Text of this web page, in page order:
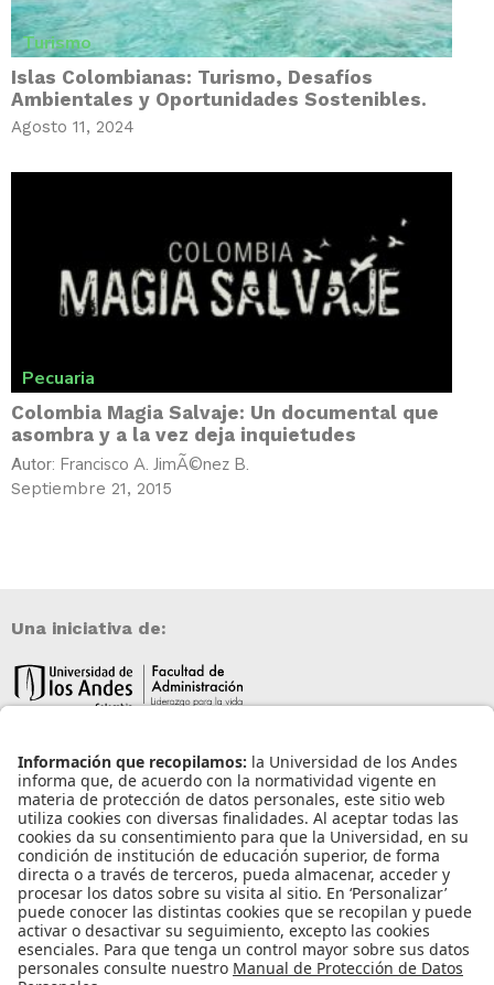
Turismo
Islas Colombianas: Turismo, Desafí­os
Ambientales y Oportunidades Sostenibles.
Agosto 11, 2024
Pecuaria
Colombia Magia Salvaje: Un documental que
asombra y a la vez deja inquietudes
Autor: Francisco A. JimÃ©nez B.
Septiembre 21, 2015
Una iniciativa de:
Información de contacto
info@aneia.edu.co
Bogotá, Colombia
Enlaces de interés
Iniciar sesión
Política de tratamiento de datos personales